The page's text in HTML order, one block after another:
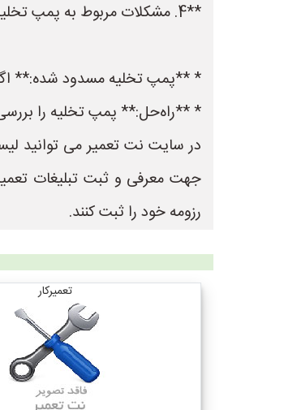
**4. مشکلات مربوط به پمپ تخلیه:**
* **پمپ تخلیه مسدود شده:**
* **راه‌حل:** پمپ تخلیه را
جهت معرفی و ثبت تبلیغات
رزومه خود را ثبت کنند.
تعمیرکار